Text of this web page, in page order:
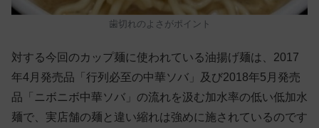
歯切れのよさがポイント
対する今回のカップ麺に使われている油揚げ麺は、2017
年4月発売品「行列必至の中華ソバ」及び2018年5月発売
品「ニボニボ中華ソバ」の流れを汲む加水率の低い低加水
麺で、実店舗の麺と違い縮れは強めに施されているのです